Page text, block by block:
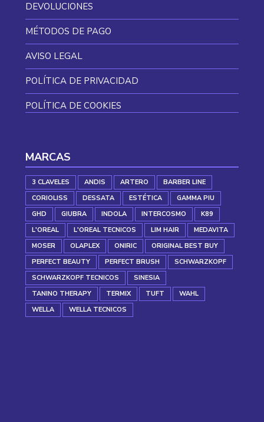
DEVOLUCIONES
MÉTODOS DE PAGO
AVISO LEGAL
POLÍTICA DE PRIVACIDAD
POLÍTICA DE COOKIES
MARCAS
3 CLAVELES ANDIS ARTERO
BARBER LINE
CORIOLISS
DESSATA ESTÉTICA
GAMMA PIU
GHD
GIUBRA INDOLA INTERCOSMO
K89
L'OREAL
L'OREAL TECNICOS LIM HAIR
MEDAVITA
MOSER
OLAPLEX ONIRIC
ORIGINAL BEST BUY
PERFECT BEAUTY
PERFECT BRUSH
SCHWARZKOPF
SCHWARZKOPF TECNICOS
SINESIA
TANINO THERAPY
TERMIX TUFT
WAHL
WELLA
WELLA TECNICOS